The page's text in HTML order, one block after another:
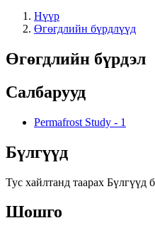
Нүүр
Өгөгдлийн бүрдлүүд
Өгөгдлийн бүрдэл
Салбарууд
Permafrost Study - 1
Бүлгүүд
Тус хайлтанд таарах Бүлгүүд
Шошго